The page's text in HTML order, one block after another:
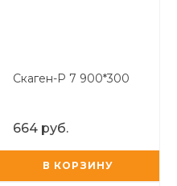
Скаген-Р 7 900*300
664 руб.
В КОРЗИНУ